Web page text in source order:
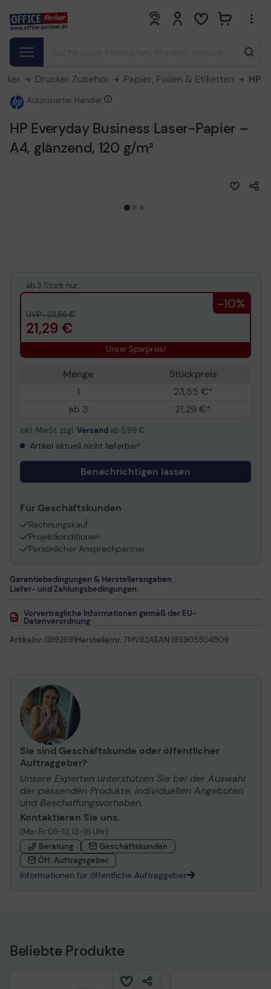
0 0
Drucker Zubehör Papier, Folien & Etiketten HP
HP Everyday Business Laser-Papier –
A4, glänzend, 120 g/m²
Autorisierter Händler
UVP : 23,55 €
21,29 €
ab 3 Stück nur:
-10%
Unser Sparpreis!
inkl. MwSt. zzgl. Versand ab 5,99 €
Menge
Stückpreis
1
23,55 €*
ab 3
21,29 €*
Artikel aktuell nicht lieferbar!
Benachrichtigen lassen
Für Geschäftskunden
Rechnungskauf
1
Projektkonditionen
Persönlicher Ansprechpartner
Garantiebedingungen & Herstellerangaben
Liefer- und Zahlungsbedingungen
Vorvertragliche Informationen gemäß der EU-
Datenverordnung
Artikelnr.:11992691Herstellernr.:7MV82AEAN:193905504909
Sie sind Geschäftskunde oder öffentlicher
Auftraggeber?
Unsere Experten unterstützen Sie bei der Auswahl
der passenden Produkte, individuellen Angeboten
und Beschaffungsvorhaben.
Kontaktieren Sie uns.
(Mo-Fr 09-12, 13-16 Uhr)
Beratung
Geschäftskunden
Öff. Auftragsgeber
Informationen für öffentliche Auftraggeber
Beliebte Produkte